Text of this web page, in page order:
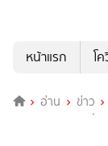
หน้าแรก
โ
อ่าน ข่าว
เอกสาร IPO แบบ